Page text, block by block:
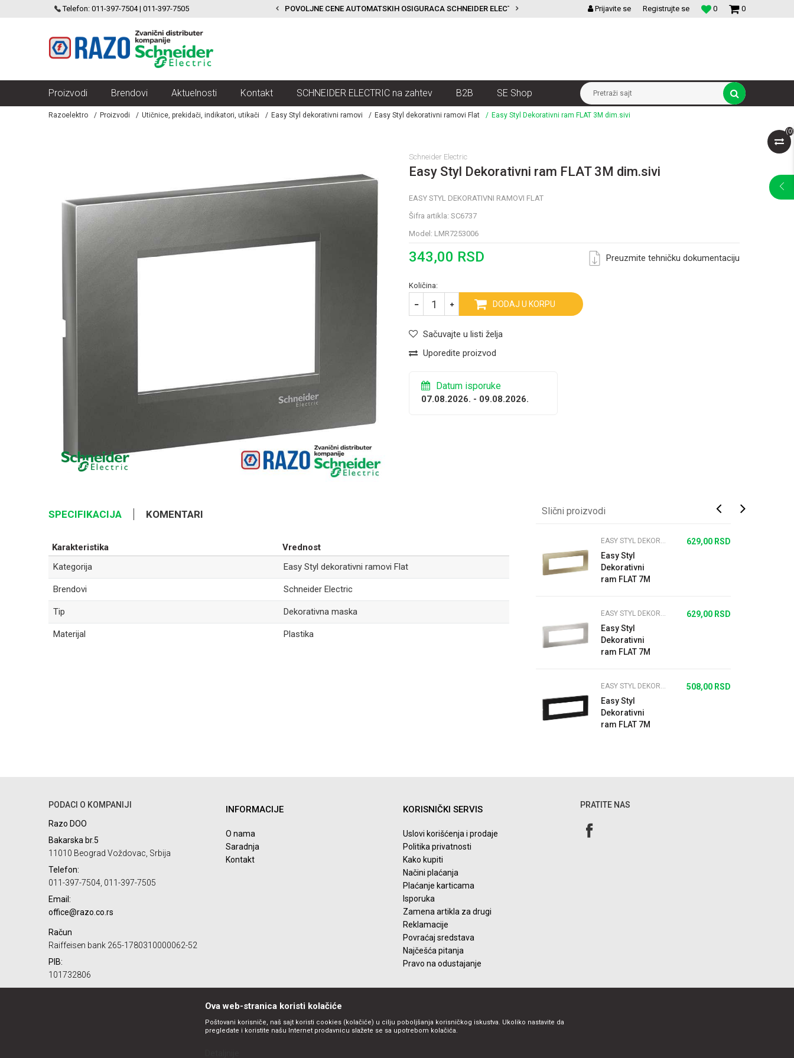
Telefon: 011-397-7504 | 011-397-7505
ELECTRIC VELIKI IZBOR MODULARNIH PREKIDACA I UTICNICA POVOLJNE CENE AUTOMATSKIH OSIGURACA SCHNEIDER ELECTRIC VELIKI IZBOR MODULARNIH PREKIDACA I UTICNICA 0
0
Prijavite se Registrujte se
Proizvodi Brendovi Aktuelnosti Kontakt SCHNEIDER ELECTRIC na zahtev B2B SE Shop Pretraži sajt
(0)
Razoelektro Proizvodi Utičnice, prekidači, indikatori, utikači Easy Styl dekorativni ramovi Easy Styl dekorativni ramovi Flat Easy Styl Dekorativni ram FLAT 3M dim.sivi
Schneider Electric
Easy Styl Dekorativni ram FLAT 3M dim.sivi
EASY STYL DEKORATIVNI RAMOVI FLAT
Šifra artikla: SC6737
Model: LMR7253006
Preuzmite tehničku dokumentaciju
343,00 RSD
Količina:
DODAJ U KORPU
Sačuvajte u listi želja
Uporedite proizvod
Datum isporuke
07.08.2026. - 09.08.2026.
SPECIFIKACIJA KOMENTARI
Karakteristika
Vrednost
Kategorija
Easy Styl dekorativni ramovi Flat
Brendovi Schneider Electric
Tip Dekorativna maska
Materijal Plastika
Slični proizvodi
Easy Styl
Dekorativni
ram FLAT 4M
EASY STYL DEKORATIVNI RAMOVI FLAT
Easy Styl
Dekorativni
ram FLAT 7M
629,00 RSD
EASY STYL DEKORATIVNI RAMOVI FLAT
Easy Styl
Dekorativni
ram FLAT 7M
629,00 RSD
EASY STYL DEKORATIVNI RAMOVI FLAT
Easy Styl
Dekorativni
ram FLAT 7M
508,00 RSD
PODACI O KOMPANIJI
Razo DOO
Bakarska br.5
11010 Beograd Voždovac, Srbija
Telefon:
011-397-7504, 011-397-7505
Email:
office@razo.co.rs
Račun
Raiffeisen bank 265-1780310000062-52
PIB:
101732806
INFORMACIJE
O nama
Saradnja
Kontakt
KORISNIČKI SERVIS
Uslovi korišćenja i prodaje
Politika privatnosti
Kako kupiti
Načini plaćanja
Plaćanje karticama
Isporuka
Zamena artikla za drugi
Reklamacije
Povraćaj sredstava
Najčešća pitanja
Pravo na odustajanje
PRATITE NAS
Ova web-stranica koristi kolačiće
Poštovani korisniče, naš sajt koristi cookies (kolačiće) u cilju poboljšanja korisničkog iskustva. Ukoliko nastavite da
pregledate i koristite našu Internet prodavnicu slažete se sa upotrebom kolačića.